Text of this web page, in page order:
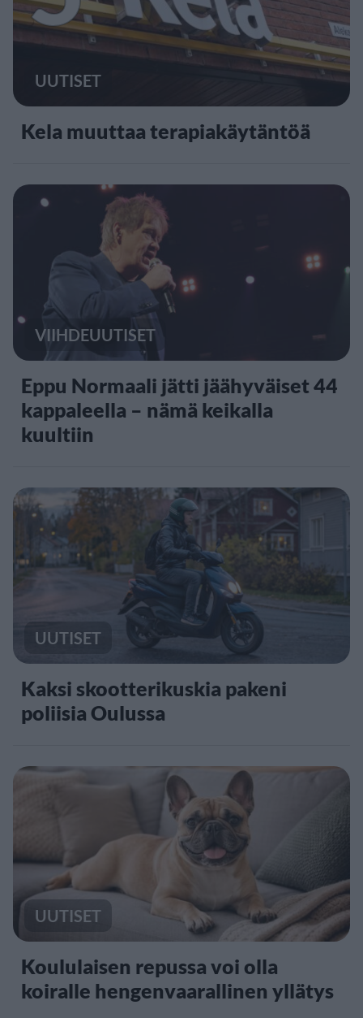
UUTISET
Kela muuttaa terapiakäytäntöä
VIIHDEUUTISET
Eppu Normaali jätti jäähyväiset 44
kappaleella – nämä keikalla
kuultiin
UUTISET
Kaksi skootterikuskia pakeni
poliisia Oulussa
UUTISET
Koululaisen repussa voi olla
koiralle hengenvaarallinen yllätys